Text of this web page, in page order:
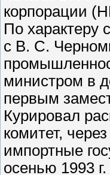
корпорации
По характеру
с В. С.
министром в
первым
Курировал
комитет,
импортные
осенью 1993